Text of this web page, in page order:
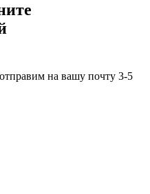
на вашу почту 3-5